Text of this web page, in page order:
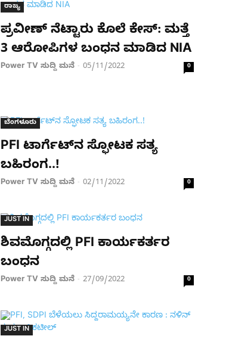
ರಾಜ್ಯ
ಪ್ರವೀಣ್ ನೆಟ್ಟಾರು ಕೊಲೆ ಕೇಸ್​: ಮತ್ತೆ
3 ಆರೋಪಿಗಳ ಬಂಧನ ಮಾಡಿದ NIA
Power TV ಸುದ್ದಿ ಮನೆ - 05/11/2022 0
ಬೆಂಗಳೂರು
PFI ಟಾರ್ಗೆಟ್​​​ನ ಸ್ಫೋಟಕ ಸತ್ಯ
ಬಹಿರಂಗ..!
Power TV ಸುದ್ದಿ ಮನೆ - 02/11/2022 0
JUST IN
ಶಿವಮೊಗ್ಗದಲ್ಲಿ PFI ಕಾರ್ಯಕರ್ತರ
ಬಂಧನ
Power TV ಸುದ್ದಿ ಮನೆ - 27/09/2022 0
JUST IN